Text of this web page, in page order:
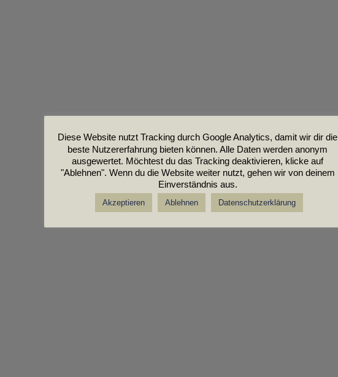
Diese Website nutzt Tracking durch Google Analytics, damit wir dir die
beste Nutzererfahrung bieten können. Alle Daten werden anonym
ausgewertet. Möchtest du das Tracking deaktivieren, klicke auf
"Ablehnen". Wenn du die Website weiter nutzt, gehen wir von deinem
Einverständnis aus.
Akzeptieren Ablehnen Datenschutzerklärung